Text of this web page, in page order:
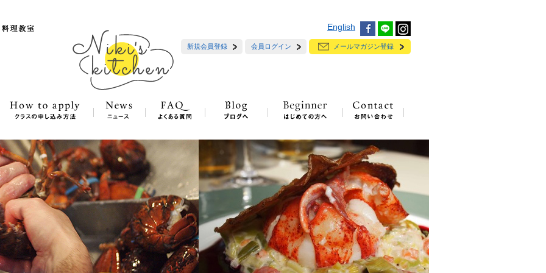
English
新規会員登録 会員ログイン メールマガジン登録